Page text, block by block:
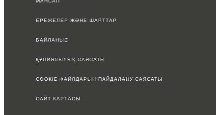
ЕРЕЖЕЛЕР ЖӘНЕ ШАРТТАР
БАЙЛАНЫС
ҚҰПИЯЛЫЛЫҚ САЯСАТЫ
COOKIE ФАЙЛДАРЫН ПАЙДАЛАНУ САЯСАТЫ
САЙТ КАРТАСЫ